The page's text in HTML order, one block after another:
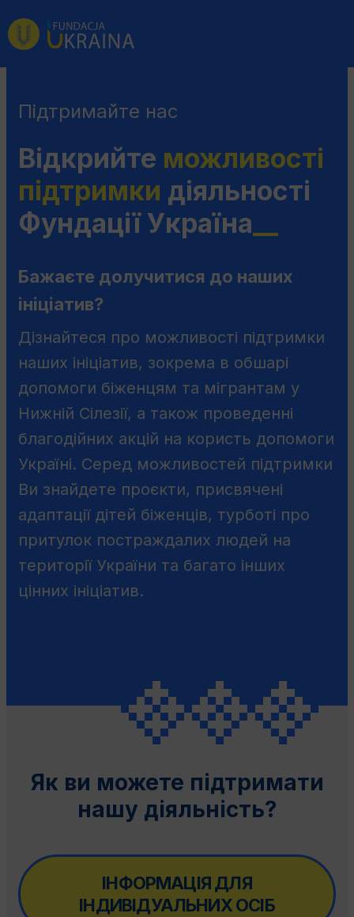
Перейти
до
Перейдіть
до
Перейти
до
Підтримайте нас
Відкрийте можливості
підтримки діяльності
Фундації Україна
Бажаєте долучитися до наших
ініціатив?
Дізнайтеся про можливості підтримки
наших ініціатив, зокрема в обшарі
допомоги біженцям та мігрантам у
Нижній Сілезії, а також проведенні
благодійних акцій на користь допомоги
Україні. Серед можливостей підтримки
Ви знайдете проєкти, присвячені
адаптації дітей біженців, турботі про
притулок постраждалих людей на
території України та багато інших
цінних ініціатив.
Як ви можете підтримати
нашу діяльність?
ІНФОРМАЦІЯ ДЛЯ
ІНДИВІДУАЛЬНИХ ОСІБ